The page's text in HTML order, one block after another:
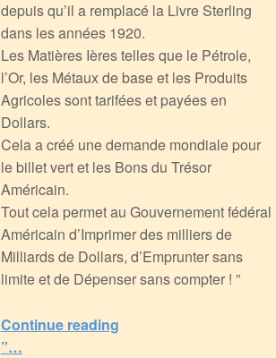
depuis qu’il a remplacé la Livre Sterling
dans les années 1920.
Les Matières Ières telles que le Pétrole,
l’Or, les Métaux de base et les Produits
Agricoles sont tarifées et payées en
Dollars.
Cela a créé une demande mondiale pour
le billet vert et les Bons du Trésor
Américain.
Tout cela permet au Gouvernement fédéral
Américain d’Imprimer des milliers de
Milliards de Dollars, d’Emprunter sans
limite et de Dépenser sans compter ! ”
Continue reading“Pour quelques Dollars de + : l’Ukraine, point de bascule du Pouvoir Monétaire mondial
”…